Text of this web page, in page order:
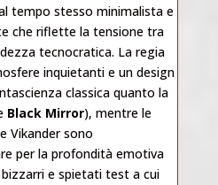
tempo stesso minimalista e
che riflette la tensione tra
tecnocratica. La regia
inquietanti e un design
classica quanto la
Black Mirror), mentre le
Vikander sono
per la profondità emotiva
e spietati test a cui